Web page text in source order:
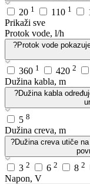
20 1 110 1
Prikaži sve
Protok vode, l/h
?Protok vode
360 1 420 2
Dužina kabla, m
?Dužina kabla
5 8
Dužina creva, m
?Dužina creva utiče
3 2 6 2 8 2
Napon, V